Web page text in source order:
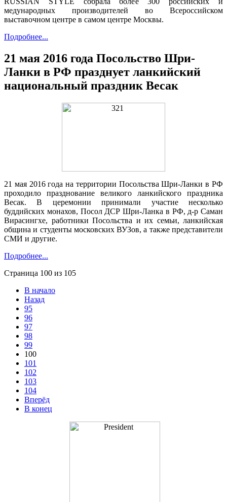
медународных производителей во Всероссийском
выставочном центре в самом центре Москвы.
Подробнее...
21 мая 2016 года Посольство Шри-
Ланки в РФ празднует ланкийский
национальный праздник Весак
21 мая 2016 года на территории Посольства Шри-Ланки в РФ
проходило празднование великого ланкийского праздника
Весак. В церемонии принимали участие несколько
буддийских монахов, Посол ДСР Шри-Ланка в РФ, д-р Саман
Вирасингхе, работники Посольства и их семьи, ланкийская
община и студенты московских ВУЗов, а также представители
СМИ и другие.
Подробнее...
Страница 100 из 105
В начало
Назад
95
96
97
98
99
100
101
102
103
104
Вперёд
В конец